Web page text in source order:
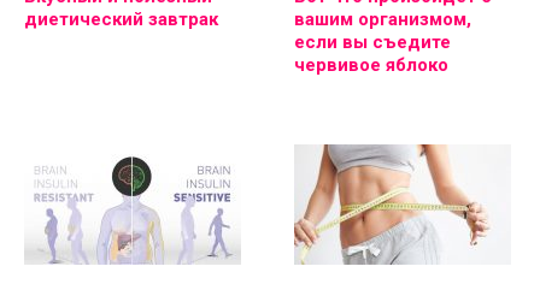
диетический завтрак
вашим организмом,
если вы съедите
червивое яблоко